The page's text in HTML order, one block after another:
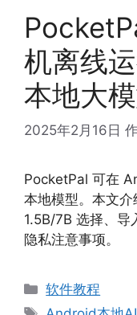
机离线
本地大
2025年2月16日
PocketPal 可在
本地模型。本文介
1.5B/7B 选择、导
隐私注意事项。
分
类
软件教程
标